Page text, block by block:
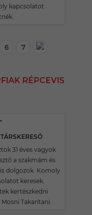
kapcsolatot
6 7
RÉPCEVIS
31 éves vagyok
a szakmám és
dolgozok. Komoly
keresek.
kertészkedni
Mosni Takarítani.